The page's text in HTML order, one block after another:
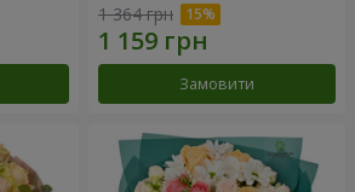
1 364 грн
Замовити